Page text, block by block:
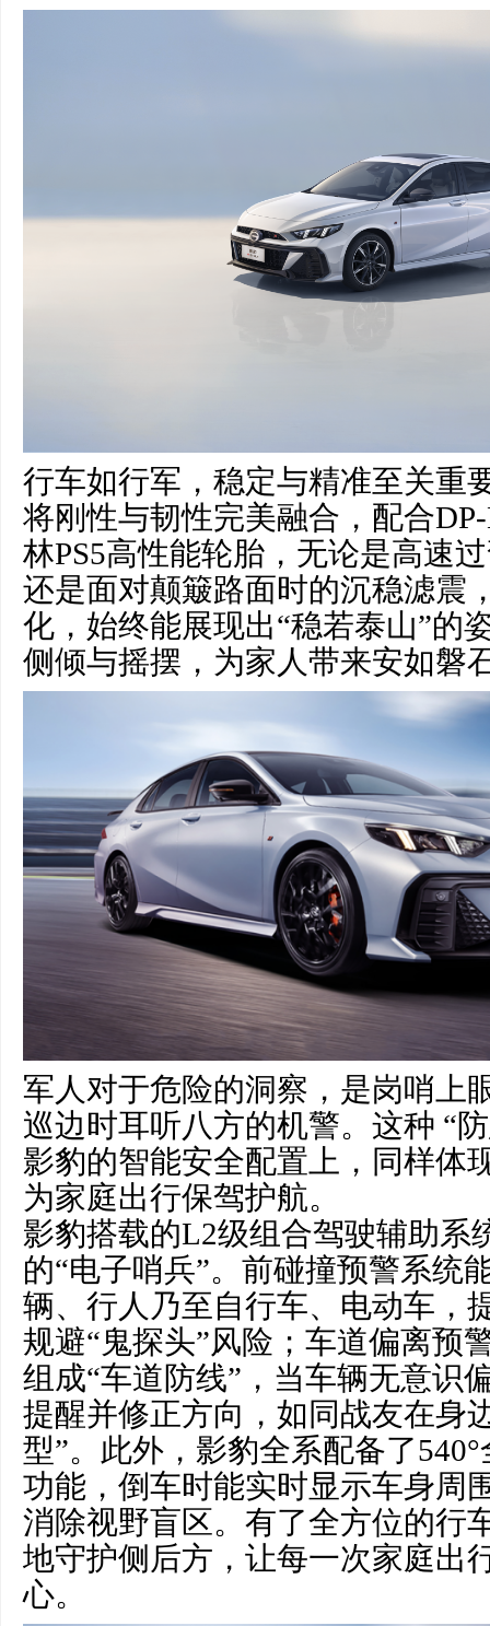
行车如行军，稳定与精准至关重
将刚性与韧性完美融合，配合
林PS5高性能轮胎，无论是高速
还是面对颠簸路面时的沉稳滤震
化，始终能展现出“稳若泰山”的
侧倾与摇摆，为家人带来安如磐
军人对于危险的洞察，是岗哨上
巡边时耳听八方的机警。这种 “
影豹的智能安全配置上，同样体
为家庭出行保驾护航。
影豹搭载的L2级组合驾驶辅助系
的“电子哨兵”。前碰撞预警系统
辆、行人乃至自行车、电动车，
规避“鬼探头”风险；车道偏离预
组成“车道防线”，当车辆无意识
提醒并修正方向，如同战友在身
型”。此外，影豹全系配备了
功能，倒车时能实时显示车身周
消除视野盲区。有了全方位的行
地守护侧后方，让每一次家庭出
心。